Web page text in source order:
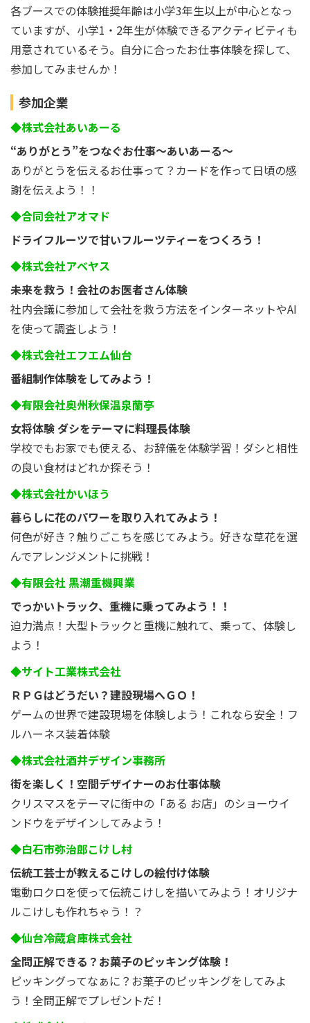
各ブースでの体験推奨年齢は小学3年生以上が中心となっ
ていますが、小学1・2年生が体験できるアクティビティも
用意されているそう。自分に合ったお仕事体験を探して、
参加してみませんか！
参加企業
◆株式会社あいあーる
“ありがとう”をつなぐお仕事〜あいあーる〜
ありがとうを伝えるお仕事って？カードを作って日頃の感
謝を伝えよう！！
◆合同会社アオマド
ドライフルーツで甘いフルーツティーをつくろう！
◆株式会社アベヤス
未来を救う！会社のお医者さん体験
社内会議に参加して会社を救う方法をインターネットやAI
を使って調査しよう！
◆株式会社エフエム仙台
番組制作体験をしてみよう！
◆有限会社奥州秋保温泉蘭亭
女将体験 ダシをテーマに料理長体験
学校でもお家でも使える、お辞儀を体験学習！ダシと相性
の良い食材はどれか探そう！
◆株式会社かいほう
暮らしに花のパワーを取り入れてみよう！
何色が好き？触りごこちを感じてみよう。好きな草花を選
んでアレンジメントに挑戦！
◆有限会社 黒潮重機興業
でっかいトラック、重機に乗ってみよう！！
迫力満点！大型トラックと重機に触れて、乗って、体験し
よう！
◆サイト工業株式会社
ＲＰＧはどうだい？建設現場へＧＯ！
ゲームの世界で建設現場を体験しよう！これなら安全！フ
ルハーネス装着体験
◆株式会社酒井デザイン事務所
街を楽しく！空間デザイナーのお仕事体験
クリスマスをテーマに街中の「ある お店」のショーウイ
ンドウをデザインしてみよう！
◆白石市弥治郎こけし村
伝統工芸士が教えるこけしの絵付け体験
電動ロクロを使って伝統こけしを描いてみよう！オリジナ
ルこけしも作れちゃう！？
◆仙台冷蔵倉庫株式会社
全問正解できる？お菓子のピッキング体験！
ピッキングってなぁに？お菓子のピッキングをしてみよ
う！全問正解でプレゼントだ！